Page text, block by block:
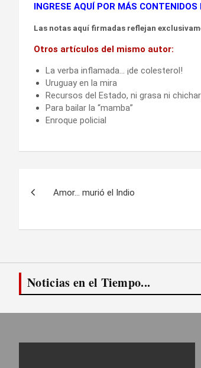
INGRESE AQUÍ POR MÁS CONTENIDOS
Las notas aquí firmadas reflejan
Otros artículos del mismo autor:
La verba inflamada… ¡de colesterol!
Uruguay en la mira
Recursos del Estado, ni grasa ni
Para bailar la “mamba”
Enroque policial
entradas
Amor… murió el Indio
Noticias en el Tiempo...